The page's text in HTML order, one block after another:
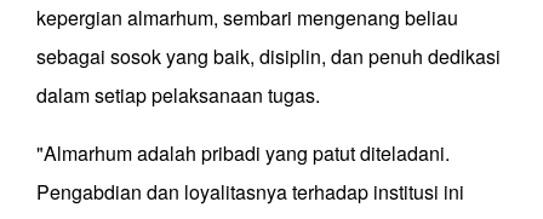
kepergian almarhum, sembari mengenang beliau
sebagai sosok yang baik, disiplin, dan penuh dedikasi
dalam setiap pelaksanaan tugas.
"Almarhum adalah pribadi yang patut diteladani.
Pengabdian dan loyalitasnya terhadap institusi ini